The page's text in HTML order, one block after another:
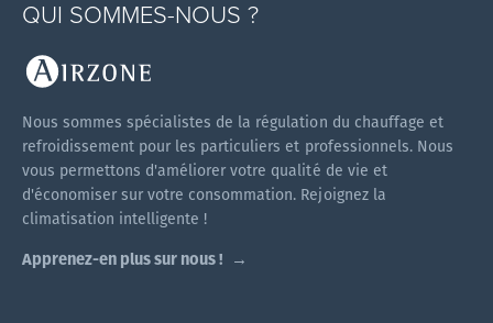
QUI SOMMES-NOUS ?
Nous sommes spécialistes de la régulation du chauffage et
refroidissement pour les particuliers et professionnels. Nous
vous permettons d'améliorer votre qualité de vie et
d'économiser sur votre consommation. Rejoignez la
climatisation intelligente !
Apprenez-en plus sur nous !